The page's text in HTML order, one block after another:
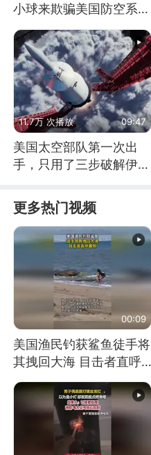
小球来欺骗美国防空系统
11.7万 次播放 09:47
美国太空部队第一次出
手，只用了三步破解伊朗
更多热门视频
00:09
美国渔民钓获鲨鱼徒手将
其拽回大海 目击者直呼
震惊 （视频来源：参考
消息）